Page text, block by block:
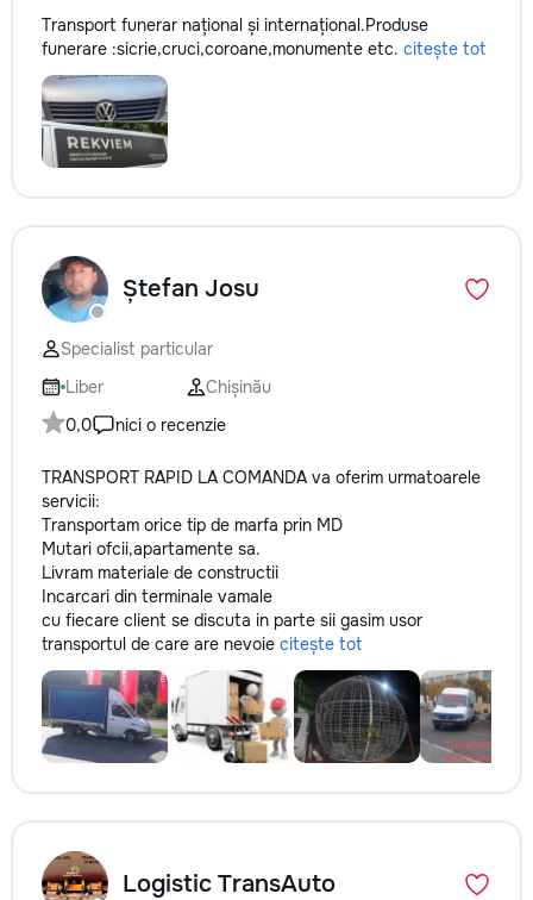
Transport funerar național și internațional.Produse
funerare :sicrie,cruci,coroane,monumente etc. citește tot
Ștefan Josu
Specialist particular
Liber
Chișinău
0,0
nici o recenzie
TRANSPORT RAPID LA COMANDA va oferim urmatoarele
servicii:
Transportam orice tip de marfa prin MD
Mutari ofcii,apartamente sa.
Livram materiale de constructii
Incarcari din terminale vamale
cu fiecare client se discuta in parte sii gasim usor
transportul de care are nevoie citește tot
Logistic TransAuto